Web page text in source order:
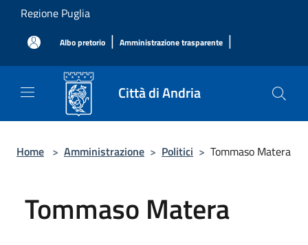
Salta al contenuto principale
Regione Puglia
Albo pretorio | Amministrazione trasparente |
Città di Andria
Home > Amministrazione > Politici > Tommaso Matera
Tommaso Matera